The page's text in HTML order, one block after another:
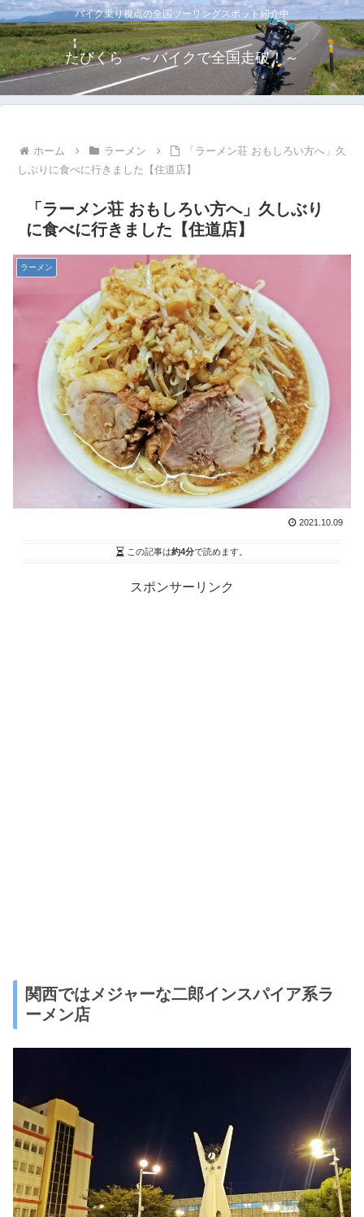
バイク乗り視点の全国ツーリングスポット紹介中
たびくら ～バイクで全国走破！～
ホーム ラーメン
「ラーメン荘 おもしろい方へ」久
しぶりに食べに行きました【住道店】
「ラーメン荘 おもしろい方へ」久しぶり
に食べに行きました【住道店】
ラーメン
2021.10.09
この記事は約4分で読めます。
スポンサーリンク
関西ではメジャーな二郎インスパイア系ラ
ーメン店